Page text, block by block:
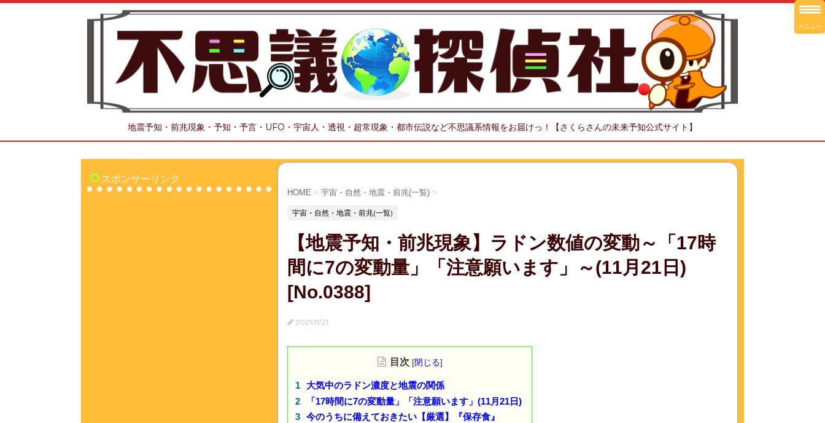
地震予知・前兆現象・予知・予言・UFO・宇宙人・透視・超常現象・都市伝説など不思議系情報をお届けっ！【さくらさんの未来予知公式サイト】
HOME > 宇宙・自然・地震・前兆(一覧) >
宇宙・自然・地震・前兆(一覧)
【地震予知・前兆現象】ラドン数値の変動～「17時
間に7の変動量」「注意願います」～(11月21日)
[No.0388]
2021/11/21
目次 [閉じる]
大気中のラドン濃度と地震の関係
「17時間に7の変動量」「注意願います」(11月21日)
今のうちに備えておきたい【厳選】『保存食』
スポンサーリンク
メニュー